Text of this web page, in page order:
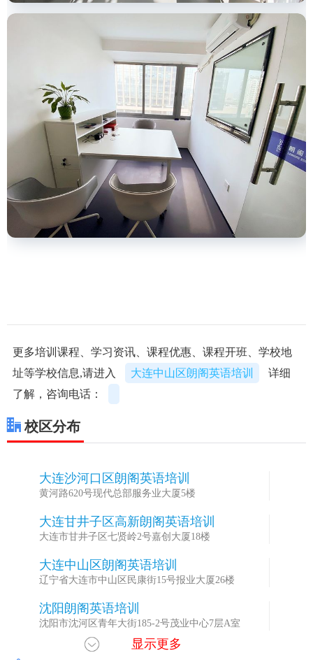
更多培训课程、学习资讯、课程优惠、课程开班、学校地
址等学校信息,请进入
大连中山区朗阁英语培训
详细
了解，咨询电话：
校区分布
大连沙河口区朗阁英语培训
黄河路620号现代总部服务业大厦5楼
大连甘井子区高新朗阁英语培训
大连市甘井子区七贤岭2号嘉创大厦18楼
大连中山区朗阁英语培训
辽宁省大连市中山区民康街15号报业大厦26楼
沈阳朗阁英语培训
沈阳市沈河区青年大街185-2号茂业中心7层A室
显示更多